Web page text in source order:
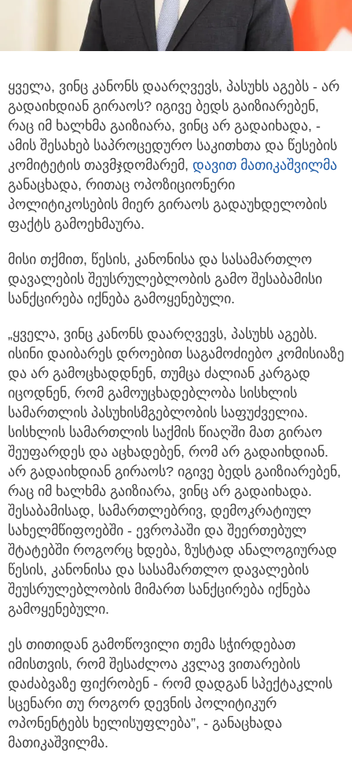
ყველა, ვინც კანონს დაარღვევს, პასუხს აგებს - არ
გადაიხდიან გირაოს? იგივე ბედს გაიზიარებენ,
რაც იმ ხალხმა გაიზიარა, ვინც არ გადაიხადა, -
ამის შესახებ საპროცედურო საკითხთა და წესების
კომიტეტის თავმჯდომარემ, დავით მათიკაშვილმა
განაცხადა, რითაც ოპოზიციონერი
პოლიტიკოსების მიერ გირაოს გადაუხდელობის
ფაქტს გამოეხმაურა.
მისი თქმით, წესის, კანონისა და სასამართლო
დავალების შეუსრულებლობის გამო შესაბამისი
სანქცირება იქნება გამოყენებული.
„ყველა, ვინც კანონს დაარღვევს, პასუხს აგებს.
ისინი დაიბარეს დროებით საგამოძიებო კომისიაზე
და არ გამოცხადდნენ, თუმცა ძალიან კარგად
იცოდნენ, რომ გამოუცხადებლობა სისხლის
სამართლის პასუხისმგებლობის საფუძველია.
სისხლის სამართლის საქმის წიაღში მათ გირაო
შეუფარდეს და აცხადებენ, რომ არ გადაიხდიან.
არ გადაიხდიან გირაოს? იგივე ბედს გაიზიარებენ,
რაც იმ ხალხმა გაიზიარა, ვინც არ გადაიხადა.
შესაბამისად, სამართლებრივ, დემოკრატიულ
სახელმწიფოებში - ევროპაში და შეერთებულ
შტატებში როგორც ხდება, ზუსტად ანალოგიურად
წესის, კანონისა და სასამართლო დავალების
შეუსრულებლობის მიმართ სანქცირება იქნება
გამოყენებული.
ეს თითიდან გამოწოვილი თემა სჭირდებათ
იმისთვის, რომ შესაძლოა კვლავ ვითარების
დაძაბვაზე ფიქრობენ - რომ დადგან სპექტაკლის
სცენარი თუ როგორ დევნის პოლიტიკურ
ოპონენტებს ხელისუფლება”, - განაცხადა
მათიკაშვილმა.